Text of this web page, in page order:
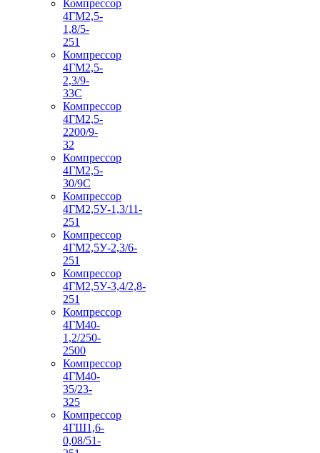
Компрессор
4ГМ2,5-
1,8/5-
251
Компрессор
4ГМ2,5-
2,3/9-
33С
Компрессор
4ГМ2,5-
2200/9-
32
Компрессор
4ГМ2,5-
30/9С
Компрессор
4ГМ2,5У-1,3/11-
251
Компрессор
4ГМ2,5У-2,3/6-
251
Компрессор
4ГМ2,5У-3,4/2,8-
251
Компрессор
4ГМ40-
1,2/250-
2500
Компрессор
4ГМ40-
35/23-
325
Компрессор
4ГШ1,6-
0,08/51-